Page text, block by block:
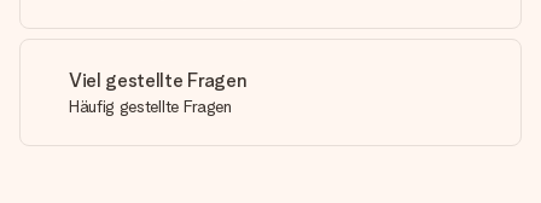
Viel gestellte Fragen
Häufig gestellte Fragen